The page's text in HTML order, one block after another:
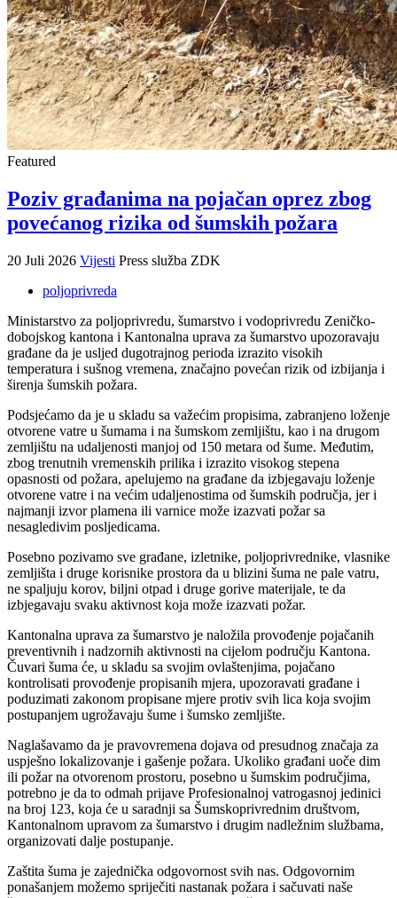
Featured
Poziv građanima na pojačan oprez zbog
povećanog rizika od šumskih požara
20 Juli 2026 Vijesti Press služba ZDK
poljoprivreda
Ministarstvo za poljoprivredu, šumarstvo i vodoprivredu Zeničko-
dobojskog kantona i Kantonalna uprava za šumarstvo upozoravaju
građane da je usljed dugotrajnog perioda izrazito visokih
temperatura i sušnog vremena, značajno povećan rizik od izbijanja i
širenja šumskih požara.
Podsjećamo da je u skladu sa važećim propisima, zabranjeno loženje
otvorene vatre u šumama i na šumskom zemljištu, kao i na drugom
zemljištu na udaljenosti manjoj od 150 metara od šume. Međutim,
zbog trenutnih vremenskih prilika i izrazito visokog stepena
opasnosti od požara, apelujemo na građane da izbjegavaju loženje
otvorene vatre i na većim udaljenostima od šumskih područja, jer i
najmanji izvor plamena ili varnice može izazvati požar sa
nesagledivim posljedicama.
Posebno pozivamo sve građane, izletnike, poljoprivrednike, vlasnike
zemljišta i druge korisnike prostora da u blizini šuma ne pale vatru,
ne spaljuju korov, biljni otpad i druge gorive materijale, te da
izbjegavaju svaku aktivnost koja može izazvati požar.
Kantonalna uprava za šumarstvo je naložila provođenje pojačanih
preventivnih i nadzornih aktivnosti na cijelom području Kantona.
Čuvari šuma će, u skladu sa svojim ovlaštenjima, pojačano
kontrolisati provođenje propisanih mjera, upozoravati građane i
poduzimati zakonom propisane mjere protiv svih lica koja svojim
postupanjem ugrožavaju šume i šumsko zemljište.
Naglašavamo da je pravovremena dojava od presudnog značaja za
uspješno lokalizovanje i gašenje požara. Ukoliko građani uoče dim
ili požar na otvorenom prostoru, posebno u šumskim područjima,
potrebno je da to odmah prijave Profesionalnoj vatrogasnoj jedinici
na broj 123, koja će u saradnji sa Šumskoprivrednim društvom,
Kantonalnom upravom za šumarstvo i drugim nadležnim službama,
organizovati dalje postupanje.
Zaštita šuma je zajednička odgovornost svih nas. Odgovornim
ponašanjem možemo spriječiti nastanak požara i sačuvati naše